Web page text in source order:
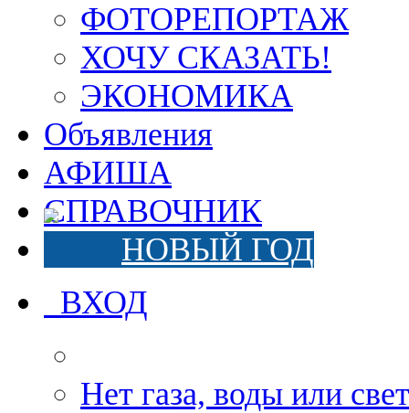
ФОТОРЕПОРТАЖ
ХОЧУ СКАЗАТЬ!
ЭКОНОМИКА
Объявления
АФИША
СПРАВОЧНИК
НОВЫЙ ГОД
ВХОД
Нет газа, воды или